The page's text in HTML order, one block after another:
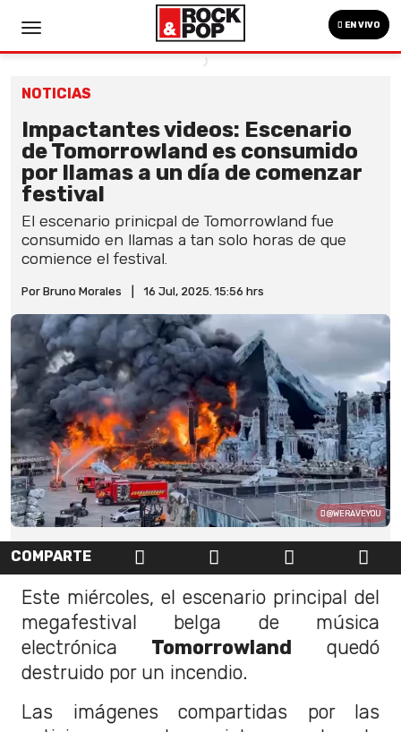
EN VIVO
NOTICIAS
Impactantes videos: Escenario
de Tomorrowland es consumido
por llamas a un día de comenzar
festival
El escenario prinicpal de Tomorrowland fue
consumido en llamas a tan solo horas de que
comience el festival.
Por Bruno Morales 16 Jul, 2025. 15:56 hrs
@WERAVEYOU
COMPARTE
Este miércoles, el escenario principal del
megafestival belga de música
electrónica Tomorrowland quedó
destruido por un incendio.
Las imágenes compartidas por las